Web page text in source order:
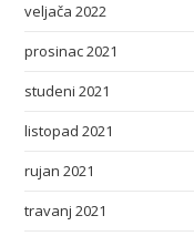
veljača 2022
prosinac 2021
studeni 2021
listopad 2021
rujan 2021
travanj 2021